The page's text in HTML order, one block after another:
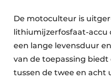
De motoculteur is
lithiumijzerfosfaat-accu
een lange levensduur
van de toepassing biedt
tussen de twee en acht